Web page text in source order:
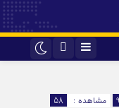
مشاهده : 58